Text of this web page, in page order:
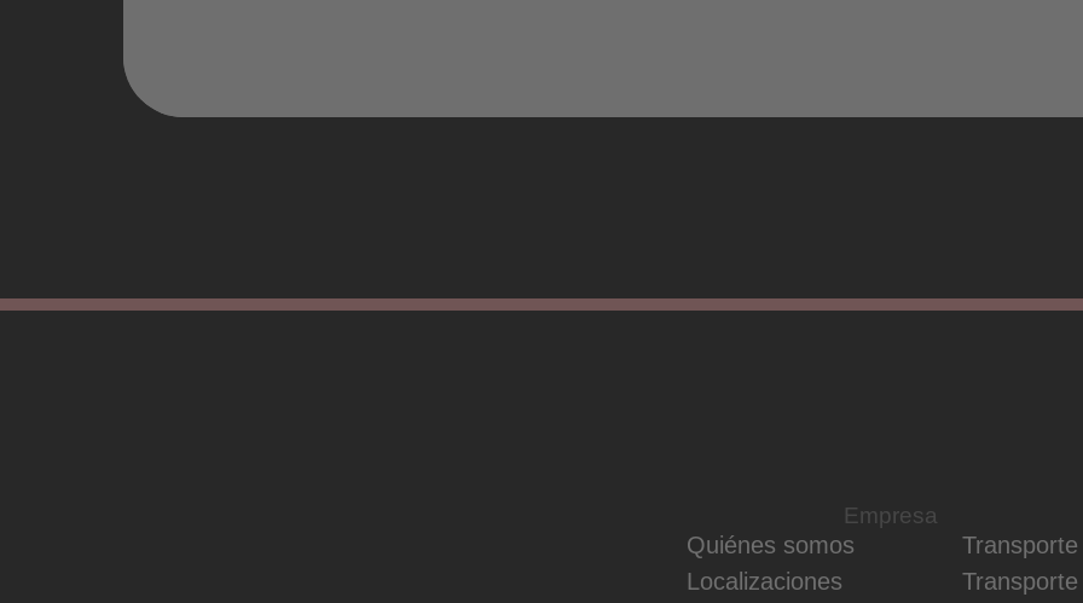
Empresa
Quiénes somos
Localizaciones